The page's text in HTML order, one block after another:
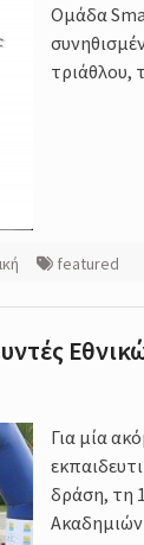
Ομάδα
τριάθλου,
featured
Για μία
δράση, τη
Ακαδημιών